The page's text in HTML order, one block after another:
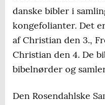
danske bibler i
kongefolianter. Det
af Christian den 3.,
Christian den 4. De
bibelnørder og
Den Rosendahlske